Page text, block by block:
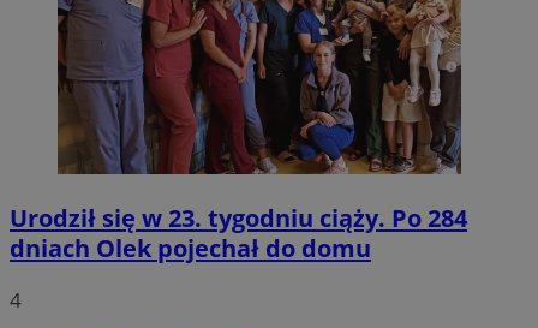
Urodził się w 23. tygodniu ciąży. Po 284
dniach Olek pojechał do domu
4